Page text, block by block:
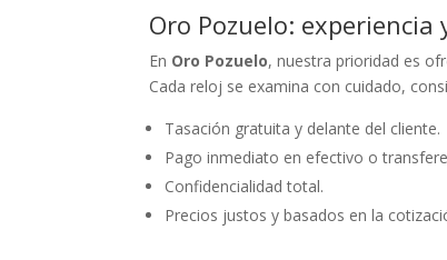
Oro Pozuelo: experiencia
En Oro Pozuelo, nuestra prioridad es
Cada reloj se examina con cuidado,
Tasación gratuita y delante del cliente.
Pago inmediato en efectivo o
Confidencialidad total.
Precios justos y basados en la